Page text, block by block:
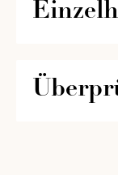
Gewicht: 4.5